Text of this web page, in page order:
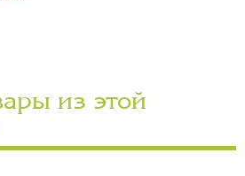
из этой